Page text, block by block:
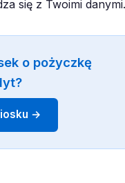
się z Twoimi danymi.
o pożyczkę
→